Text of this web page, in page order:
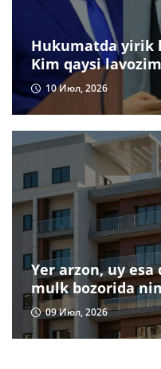
Hukumatda yirik
Kim qaysi
10 Июл, 2026
Yer arzon, uy esa
mulk bozorida
09 Июл, 2026